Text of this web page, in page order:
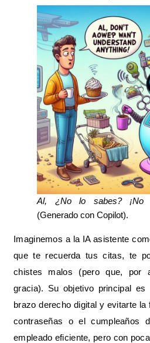
Al, ¿No lo sabes? ¡No
(Generado con Copilot).
Imaginemos a la IA asistente
que te recuerda tus citas, te
chistes malos (pero que, por
gracia). Su objetivo principal
brazo derecho digital y evitarte
contraseñas o el cumpleaños
empleado eficiente, pero con